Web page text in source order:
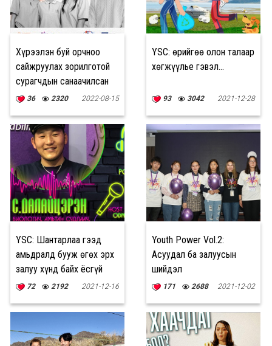
Хүрээлэн буй орчноо
сайжруулах зорилготой
сурагчдын санаачилсан
10 төсөл
36 2320 2022-08-15
YSC: Өөрийгөө олон талаар
хөгжүүлье гэвэл...
93 3042 2021-12-28
YSC: Шантарлаа гээд
амьдралд бууж өгөх эрх
залуу хүнд байх ёсгүй
72 2192 2021-12-16
Youth Power Vol.2:
Асуудал ба залуусын
шийдэл
171 2688 2021-12-02